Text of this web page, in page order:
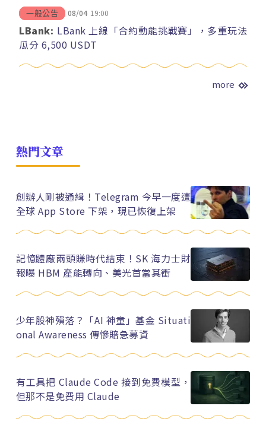
一般公告 08/04 19:00
LBank: LBank 上線「合約動能挑戰賽」，多重玩法
瓜分 6,500 USDT
more
熱門文章
創辦人剛被通緝！Telegram 今早一度遭
全球 App Store 下架，現已恢復上架
記憶體廠兩頭賺時代結束！SK 海力士財
報曝 HBM 產能轉向、美光首當其衝
少年股神殞落？「AI 神童」基金 Situati
onal Awareness 傳慘賠急募資
有工具把 Claude Code 接到免費模型，
但那不是免費用 Claude